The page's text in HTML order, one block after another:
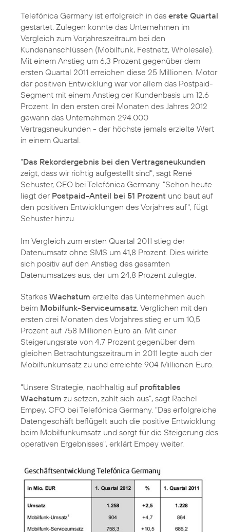
Telefónica Germany ist erfolgreich in das erste Quartal
gestartet. Zulegen konnte das Unternehmen im
Vergleich zum Vorjahreszeitraum bei den
Kundenanschlüssen (Mobilfunk, Festnetz, Wholesale).
Mit einem Anstieg um 6,3 Prozent gegenüber dem
ersten Quartal 2011 erreichen diese 25 Millionen. Motor
der positiven Entwicklung war vor allem das Postpaid-
Segment mit einem Anstieg der Kundenbasis um 12,6
Prozent. In den ersten drei Monaten des Jahres 2012
gewann das Unternehmen 294.000
Vertragsneukunden - der höchste jemals erzielte Wert
in einem Quartal.
"Das Rekordergebnis bei den Vertragsneukunden
zeigt, dass wir richtig aufgestellt sind", sagt René
Schuster, CEO bei Telefónica Germany. "Schon heute
liegt der Postpaid-Anteil bei 51 Prozent und baut auf
den positiven Entwicklungen des Vorjahres auf", fügt
Schuster hinzu.
Im Vergleich zum ersten Quartal 2011 stieg der
Datenumsatz ohne SMS um 41,8 Prozent. Dies wirkte
sich positiv auf den Anstieg des gesamten
Datenumsatzes aus, der um 24,8 Prozent zulegte.
Starkes Wachstum erzielte das Unternehmen auch
beim Mobilfunk-Serviceumsatz. Verglichen mit den
ersten drei Monaten des Vorjahres stieg er um 10,5
Prozent auf 758 Millionen Euro an. Mit einer
Steigerungsrate von 4,7 Prozent gegenüber dem
gleichen Betrachtungszeitraum in 2011 legte auch der
Mobilfunkumsatz zu und erreichte 904 Millionen Euro.
"Unsere Strategie, nachhaltig auf profitables
Wachstum zu setzen, zahlt sich aus", sagt Rachel
Empey, CFO bei Telefónica Germany. "Das erfolgreiche
Datengeschäft beflügelt auch die positive Entwicklung
beim Mobilfunkumsatz und sorgt für die Steigerung des
operativen Ergebnisses", erklärt Empey weiter.